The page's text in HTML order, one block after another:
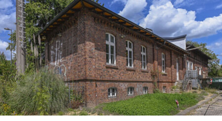
Zum Hauptinhalt springen
Erklärung zur Barrierefreiheit anzeigen